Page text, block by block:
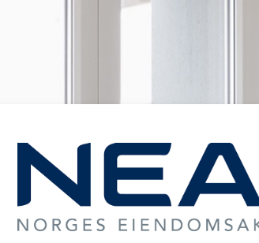
Logg